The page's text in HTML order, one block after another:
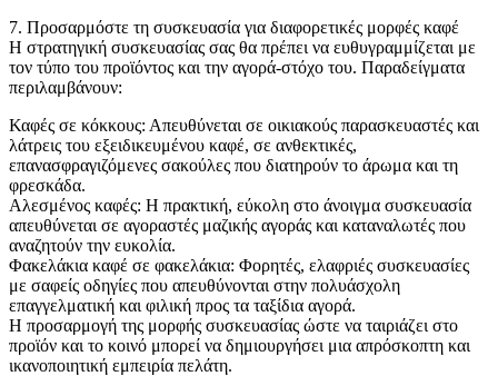
7. Προσαρμόστε τη συσκευασία για διαφορετικές μορφές καφέ
Η στρατηγική συσκευασίας σας θα πρέπει να ευθυγραμμίζεται με
τον τύπο του προϊόντος και την αγορά-στόχο του. Παραδείγματα
περιλαμβάνουν:
Καφές σε κόκκους: Απευθύνεται σε οικιακούς παρασκευαστές και
λάτρεις του εξειδικευμένου καφέ, σε ανθεκτικές,
επανασφραγιζόμενες σακούλες που διατηρούν το άρωμα και τη
φρεσκάδα.
Αλεσμένος καφές: Η πρακτική, εύκολη στο άνοιγμα συσκευασία
απευθύνεται σε αγοραστές μαζικής αγοράς και καταναλωτές που
αναζητούν την ευκολία.
Φακελάκια καφέ σε φακελάκια: Φορητές, ελαφριές συσκευασίες
με σαφείς οδηγίες που απευθύνονται στην πολυάσχολη
επαγγελματική και φιλική προς τα ταξίδια αγορά.
Η προσαρμογή της μορφής συσκευασίας ώστε να ταιριάζει στο
προϊόν και το κοινό μπορεί να δημιουργήσει μια απρόσκοπτη και
ικανοποιητική εμπειρία πελάτη.